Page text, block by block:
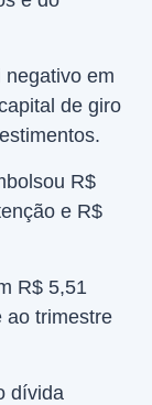
negativo em
de giro
R$
e R$
R$ 5,51
ao trimestre
dívida